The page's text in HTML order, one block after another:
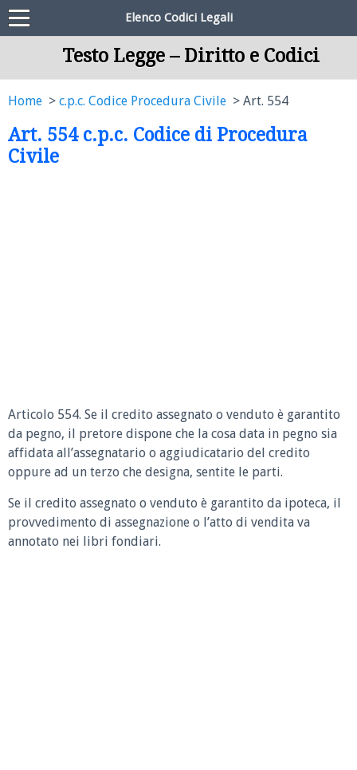
Elenco Codici Legali
Testo Legge – Diritto e Codici
Home c.p.c. Codice Procedura Civile Art. 554
Art. 554 c.p.c. Codice di Procedura
Civile
Articolo 554. Se il credito assegnato o venduto è garantito
da pegno, il pretore dispone che la cosa data in pegno sia
affidata all’assegnatario o aggiudicatario del credito
oppure ad un terzo che designa, sentite le parti.
Se il credito assegnato o venduto è garantito da ipoteca, il
provvedimento di assegnazione o l’atto di vendita va
annotato nei libri fondiari.